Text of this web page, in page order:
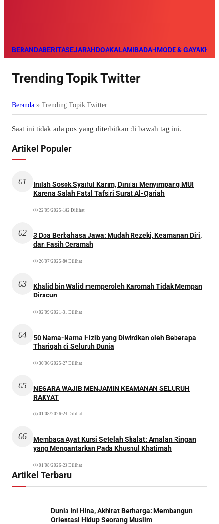
BERANDABERITASEJARAHDOAKALAMIBADAHMODE & GAYA
Trending Topik Twitter
Beranda » Trending Topik Twitter
Saat ini tidak ada pos yang diterbitkan di bawah tag ini.
Artikel Populer
01
Inilah Sosok Syaiful Karim, Dinilai Menyimpang MUI
Karena Salah Fatal Tafsiri Surat Al-Qariah
22/05/2025 •182 Dilihat
02
3 Doa Berbahasa Jawa: Mudah Rezeki, Keamanan Diri,
dan Fasih Ceramah
26/07/2025 •80 Dilihat
03
Khalid bin Walid memperoleh Karomah Tidak Mempan
Diracun
02/09/2021 •31 Dilihat
04
50 Nama-Nama Hizib yang Diwirdkan oleh Beberapa
Thariqah di Seluruh Dunia
30/06/2025 •27 Dilihat
05
NEGARA WAJIB MENJAMIN KEAMANAN SELURUH
RAKYAT
01/08/2026•24 Dilihat
06
Membaca Ayat Kursi Setelah Shalat: Amalan Ringan
yang Mengantarkan Pada Khusnul Khatimah
01/08/2026•23 Dilihat
Artikel Terbaru
Dunia Ini Hina, Akhirat Berharga: Membangun
Orientasi Hidup Seorang Muslim